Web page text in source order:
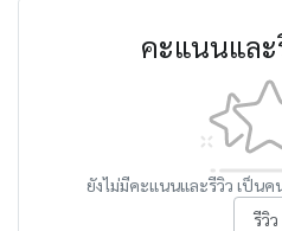
คะแนนแล
ยังไม่มีคะแนนและรีวิว เป็น
รีวิว